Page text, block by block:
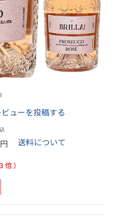
ビューを投稿する
円
送料について
倍 ）